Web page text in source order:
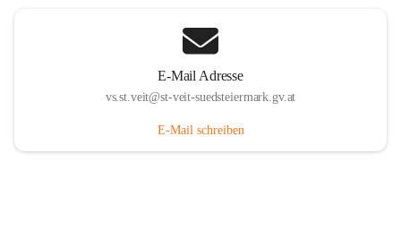
E-Mail Adresse
vs.st.veit@st-veit-suedsteiermark.gv.at
E-Mail schreiben